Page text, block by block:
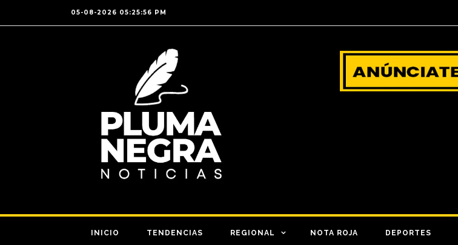
05-08-2026 05:25:56 PM
INICIO TENDENCIAS REGIONAL NOTA ROJA DEPORTES